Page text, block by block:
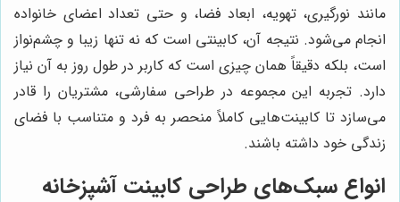
مانند نورگیری، تهویه، ابعاد فضا، و حتی تعداد اعضای خانواده
انجام می‌شود. نتیجه آن، کابینتی است که نه تنها زیبا و چشم‌نواز
است، بلکه دقیقاً همان چیزی است که کاربر در طول روز به آن نیاز
دارد. تجربه این مجموعه در طراحی سفارشی، مشتریان را قادر
می‌سازد تا کابینت‌هایی کاملاً منحصر به فرد و متناسب با فضای
زندگی خود داشته باشند.
انواع سبک‌های طراحی کابینت آشپزخانه